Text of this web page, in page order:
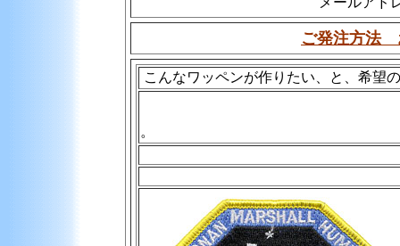
ご発注方法
こんなワッペンが作りたい、と、希望
。